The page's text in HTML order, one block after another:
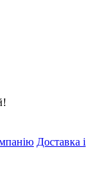
Доставка і